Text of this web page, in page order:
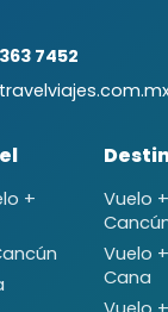
7452
+
Vuelo
Vuelo
Cana